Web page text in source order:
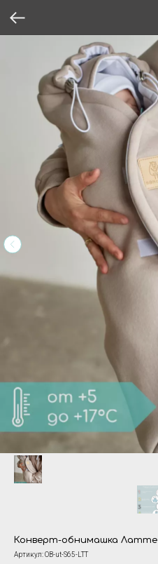
Конверт-обнимашка Латте
Артикул:OB-ut-S65-LTT